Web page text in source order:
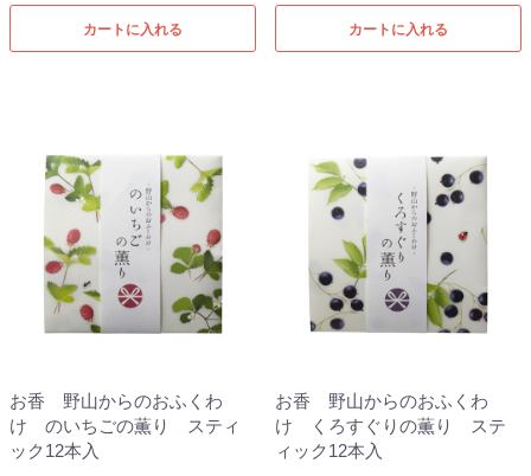
カートに入れる カートに入れる
お香 野山からのおふくわ
け のいちごの薫り スティ
ック12本入
お香 野山からのおふくわ
け くろすぐりの薫り ステ
ィック12本入